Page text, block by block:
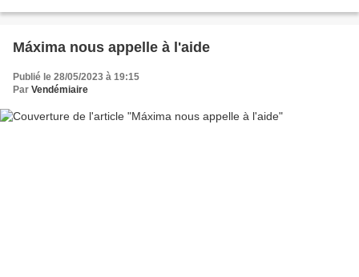
Máxima nous appelle à l'aide
Publié le 28/05/2023 à 19:15
Par Vendémiaire